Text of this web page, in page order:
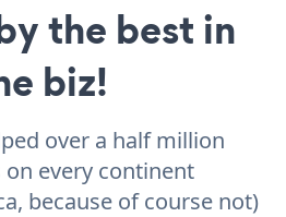
the best in
biz!
over a half million
on every continent
because of course not)